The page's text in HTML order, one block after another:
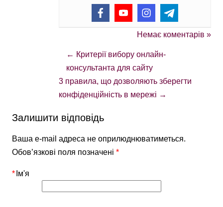
Немає коментарів »
← Критерії вибору онлайн-
консультанта для сайту
3 правила, що дозволяють зберегти
конфіденційність в мережі →
Залишити відповідь
Ваша e-mail адреса не оприлюднюватиметься.
Обов’язкові поля позначені*
Ім'я
*